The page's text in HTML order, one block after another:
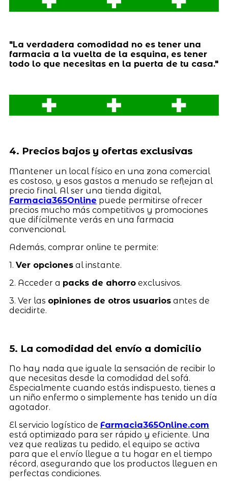
"La verdadera comodidad no es tener una
farmacia a la vuelta de la esquina, es tener
todo lo que necesitas en la puerta de tu casa."
4. Precios bajos y ofertas exclusivas
Mantener un local físico en una zona comercial
es costoso, y esos gastos a menudo se reflejan al
precio final. Al ser una tienda digital,
Farmacia365Online puede permitirse ofrecer
precios mucho más competitivos y promociones
que difícilmente verás en una farmacia
convencional.
Además, comprar online te permite:
1. Ver opcionesal instante.
2. Acceder a packs de ahorroexclusivos.
3. Ver las opiniones de otros usuariosantes de
decidirte.
5. La comodidad del envío a domicilio
No hay nada que iguale la sensación de recibir lo
que necesitas desde la comodidad del sofá.
Especialmente cuando estás indispuesto, tienes a
un niño enfermo o simplemente has tenido un día
agotador.
El servicio logístico de Farmacia365Online.com
está optimizado para ser rápido y eficiente. Una
vez que realizas tu pedido, el equipo se activa
para que el envío llegue a tu hogar en el tiempo
récord, asegurando que los productos lleguen en
perfectas condiciones.